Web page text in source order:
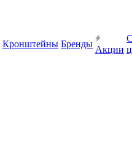
Кронштейны Бренды
Акции